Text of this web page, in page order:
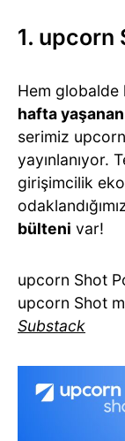
1. upcorn
Hem globalde
hafta
serimiz
yayınlanıyor.
girişimcilik
bülteni var!
upcorn Shot
upcorn Shot
Substack